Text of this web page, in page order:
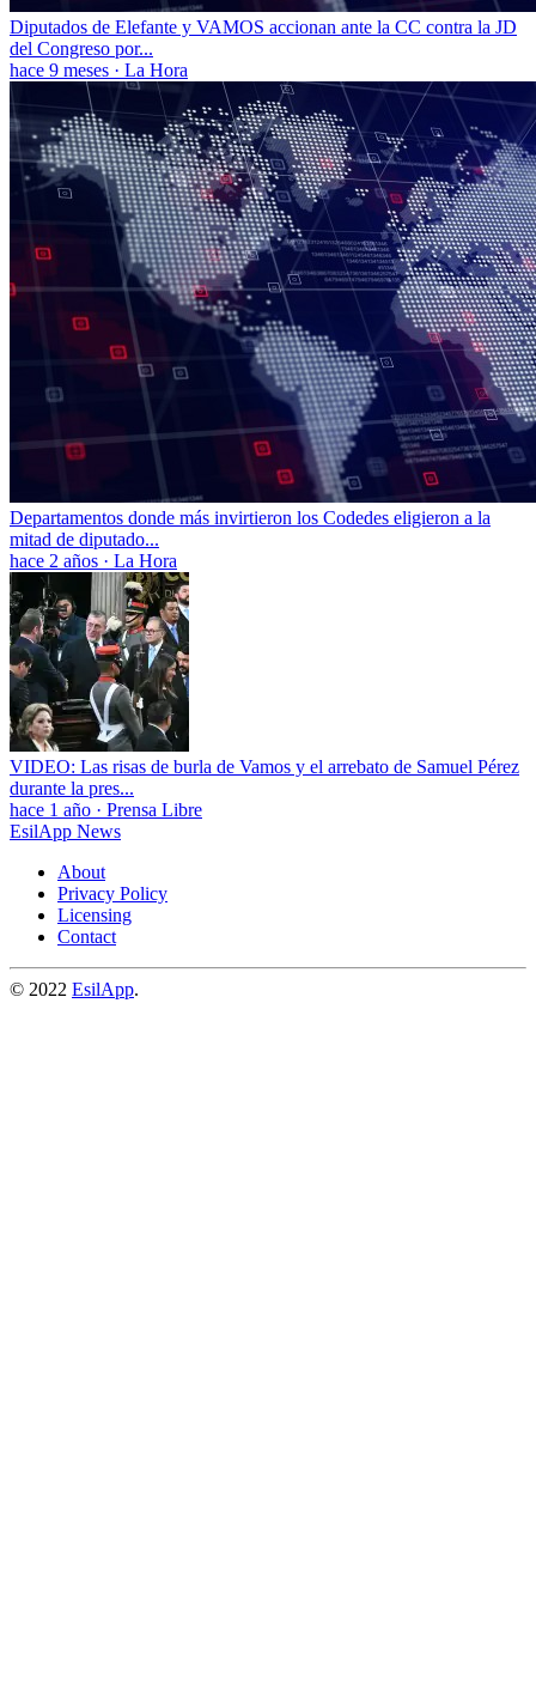
Diputados de Elefante y VAMOS accionan ante la CC contra la JD
del Congreso por...
hace 9 meses · La Hora
Departamentos donde más invirtieron los Codedes eligieron a la
mitad de diputado...
hace 2 años · La Hora
VIDEO: Las risas de burla de Vamos y el arrebato de Samuel Pérez
durante la pres...
hace 1 año · Prensa Libre
EsilApp News
About
Privacy Policy
Licensing
Contact
© 2022 EsilApp.